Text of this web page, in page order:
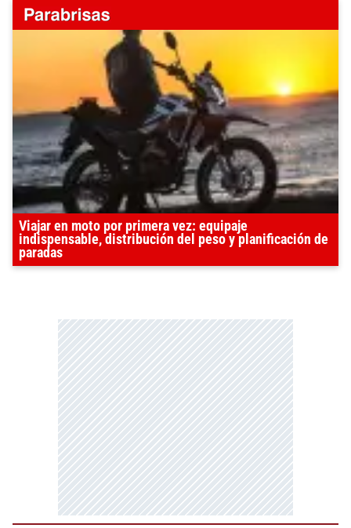
Viajar en moto por primera vez: equipaje
indispensable, distribución del peso y planificación de
paradas